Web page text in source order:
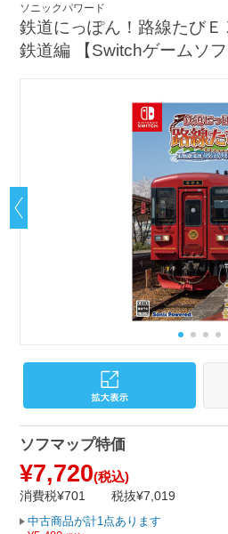
ソニックパワード
鉄道にっぽん！路線たびＥ
鉄道編 【Switchゲームソ
ソフマップ特価
¥7,720(税込)
消費税¥701 税抜¥7,019
中古商品が計1点あります